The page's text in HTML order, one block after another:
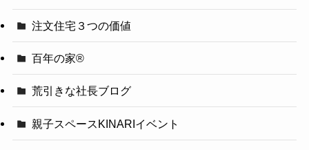
注文住宅３つの価値
百年の家®️
荒引きな社長ブログ
親子スペースKINARIイベント